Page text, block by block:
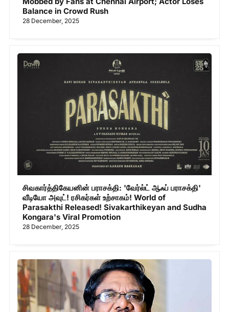
Balance in Crowd Rush
28 December, 2025
சிவகார்த்திகேயனின் பராசக்தி: 'வேர்ல்ட் ஆஃப் பராசக்தி'
வீடியோ அவுட்! ரசிகர்கள் உற்சாகம்! World of
Parasakthi Released! Sivakarthikeyan and Sudha
Kongara's Viral Promotion
28 December, 2025